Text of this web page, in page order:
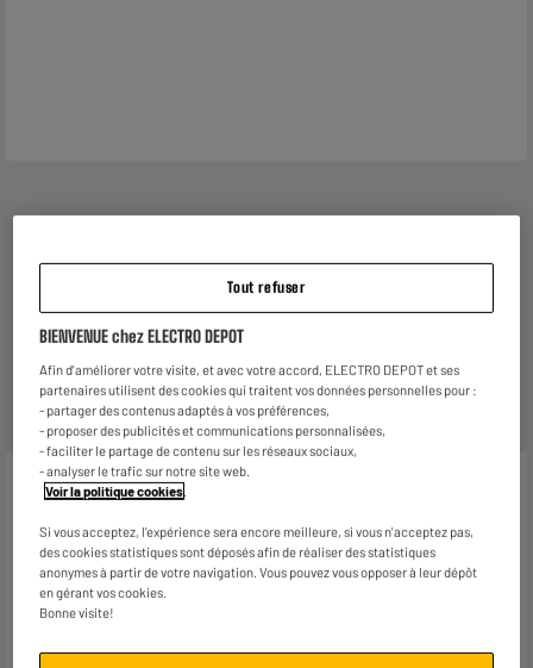
Reprise de votre ancien appareil
En savoir +
ELECTROSÛR
appareils de votre foyer achetés chez nous ou ailleurs.
En savoir +
Caractéristiques
Marque .
Type de produit Boîte de rangement
Coloris
Tout refuser
BIENVENUE chez ELECTRO DEPOT
Afin d'améliorer votre visite, et avec votre accord, ELECTRO DEPOT et ses
partenaires utilisent des cookies qui traitent vos données personnelles pour :
- partager des contenus adaptés à vos préférences,
- proposer des publicités et communications personnalisées,
- faciliter le partage de contenu sur les réseaux sociaux,
- analyser le trafic sur notre site web.
Voir la politique cookies.
Si vous acceptez, l'expérience sera encore meilleure, si vous n'acceptez pas,
des cookies statistiques sont déposés afin de réaliser des statistiques
anonymes à partir de votre navigation. Vous pouvez vous opposer à leur dépôt
en gérant vos cookies.
Bonne visite!